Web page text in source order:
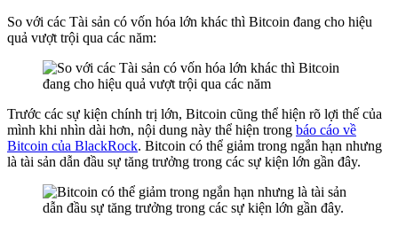
So với các Tài sản có vốn hóa lớn khác thì Bitcoin đang cho hiệu
quả vượt trội qua các năm:
Trước các sự kiện chính trị lớn, Bitcoin cũng thể hiện rõ lợi thế của
mình khi nhìn dài hơn, nội dung này thể hiện trong báo cáo về
Bitcoin của BlackRock. Bitcoin có thể giảm trong ngắn hạn nhưng
là tài sản dẫn đầu sự tăng trưởng trong các sự kiện lớn gần đây.